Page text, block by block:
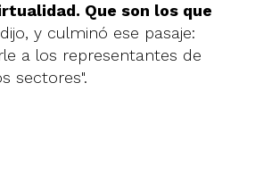
Que son los que
y culminó ese pasaje:
a los representantes de
sectores".